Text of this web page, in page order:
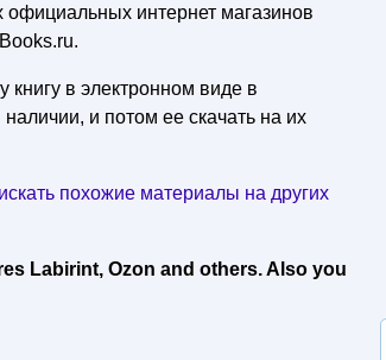
интернет магазинов
книгу в электронном виде в
наличии, и потом ее скачать на их
похожие материалы на других
Labirint, Ozon and others. Also you